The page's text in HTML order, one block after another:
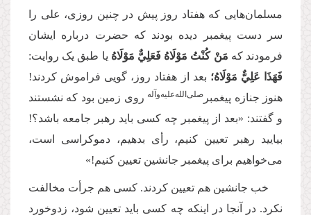
مسلمان‌هایی که هفتاد روز پیش در چنین روزی، علی را
سر دست پیغمبر دیده بودند که حضرت درباره ایشان
فرمودند که مَنْ كُنْتُ مَوْلَاهُ فَعَلِيٌّ مَوْلَاهُ یا طبق یک روایت:
فَهَذَا عَلِيٌّ مَوْلَاهُ؛ بعد از هفتاد روز، گویی فراموش کردند!
هنوز جنازه پیغمبر صلی‌‌الله‌‌علیه‌‌و‌آله روی زمین بود که نشستند
و گفتند: «بعد از پیغمبر چه کسی باید رهبر جامعه باشد؟!
بیایید رهبر تعیین کنیم، رأی بدهیم، دموکراسی است،
می‌خواهیم برای پیغمبر جانشین تعیین کنیم!»
خب جانشین هم تعیین کردند. کسی هم جرأت مخالفت
نکرد. در آنجا در اینکه چه کسی باید تعیین شود، زدوخورد